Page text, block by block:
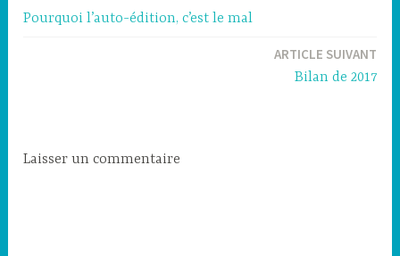
Pourquoi l’auto-édition, c’est le mal
ARTICLE SUIVANT
Bilan de 2017
Laisser un commentaire